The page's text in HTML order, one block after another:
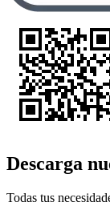
Descarga
Todas tus